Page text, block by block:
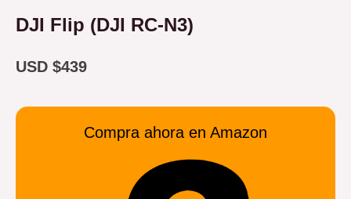
DJI Flip (DJI RC-N3)
USD $439
Compra ahora en Amazon